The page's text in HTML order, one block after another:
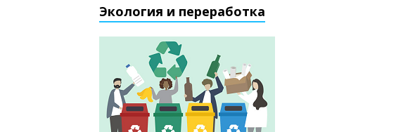
Экология и переработка